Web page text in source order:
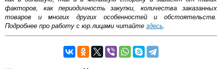
факторов, как периодичность закупки, количества заказанных
товаров и многих других особенностей и обстоятельств.
Подробнее про работу с юр.лицами читайте здесь.